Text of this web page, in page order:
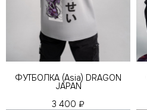
ФУТБОЛКА (Asia) DRAGON
JAPAN
3 400 ₽